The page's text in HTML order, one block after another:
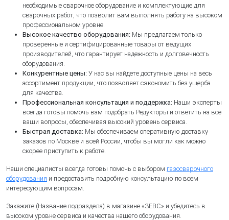
необходимые сварочное оборудование и комплектующие для
сварочных работ, что позволит вам выполнять работу на высоком
профессиональном уровне.
Высокое качество оборудования: Мы предлагаем только
проверенные и сертифицированные товары от ведущих
производителей, что гарантирует надежность и долговечность
оборудования.
Конкурентные цены: У нас вы найдете доступные цены на весь
ассортимент продукции, что позволяет сэкономить без ущерба
для качества.
Профессиональная консультация и поддержка: Наши эксперты
всегда готовы помочь вам подобрать Редукторы и ответить на все
ваши вопросы, обеспечивая высокий уровень сервиса.
Быстрая доставка: Мы обеспечиваем оперативную доставку
заказов по Москве и всей России, чтобы вы могли как можно
скорее приступить к работе.
Наши специалисты всегда готовы помочь с выбором газосварочного
оборудования и предоставить подробную консультацию по всем
интересующим вопросам.
Закажите (Название подраздела) в магазине «ЗЕВС» и убедитесь в
высоком уровне сервиса и качества нашего оборудования.